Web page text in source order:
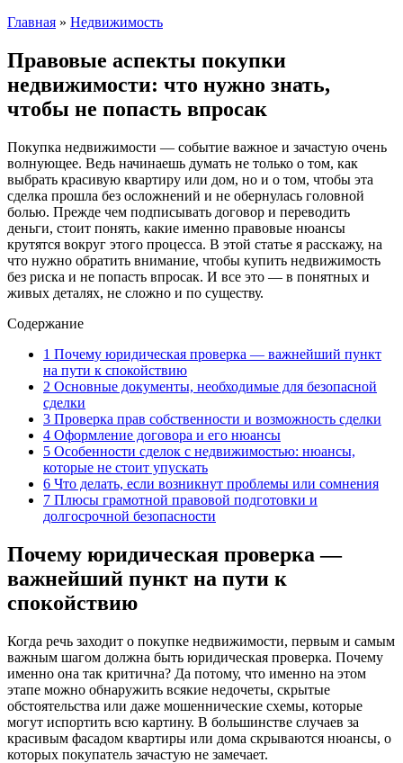
Главная » Недвижимость
Правовые аспекты покупки
недвижимости: что нужно знать,
чтобы не попасть впросак
Покупка недвижимости — событие важное и зачастую очень
волнующее. Ведь начинаешь думать не только о том, как
выбрать красивую квартиру или дом, но и о том, чтобы эта
сделка прошла без осложнений и не обернулась головной
болью. Прежде чем подписывать договор и переводить
деньги, стоит понять, какие именно правовые нюансы
крутятся вокруг этого процесса. В этой статье я расскажу, на
что нужно обратить внимание, чтобы купить недвижимость
без риска и не попасть впросак. И все это — в понятных и
живых деталях, не сложно и по существу.
Содержание
1 Почему юридическая проверка — важнейший пункт
на пути к спокойствию
2 Основные документы, необходимые для безопасной
сделки
3 Проверка прав собственности и возможность сделки
4 Оформление договора и его нюансы
5 Особенности сделок с недвижимостью: нюансы,
которые не стоит упускать
6 Что делать, если возникнут проблемы или сомнения
7 Плюсы грамотной правовой подготовки и
долгосрочной безопасности
Почему юридическая проверка —
важнейший пункт на пути к
спокойствию
Когда речь заходит о покупке недвижимости, первым и самым
важным шагом должна быть юридическая проверка. Почему
именно она так критична? Да потому, что именно на этом
этапе можно обнаружить всякие недочеты, скрытые
обстоятельства или даже мошеннические схемы, которые
могут испортить всю картину. В большинстве случаев за
красивым фасадом квартиры или дома скрываются нюансы, о
которых покупатель зачастую не замечает.